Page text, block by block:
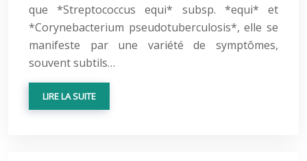
que *Streptococcus equi* subsp. *equi* et
*Corynebacterium pseudotuberculosis*, elle se
manifeste par une variété de symptômes,
souvent subtils…
LIRE LA SUITE